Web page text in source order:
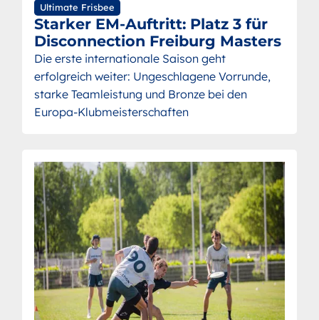
Ultimate Frisbee
Starker EM-Auftritt: Platz 3 für
Disconnection Freiburg Masters
Die erste internationale Saison geht
erfolgreich weiter: Ungeschlagene Vorrunde,
starke Teamleistung und Bronze bei den
Europa-Klubmeisterschaften